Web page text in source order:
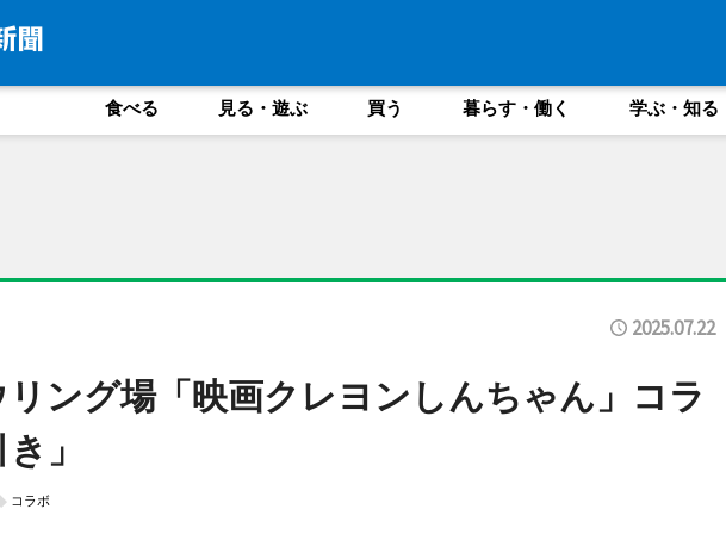
食べる 見る・遊ぶ 買う 暮らす・働く 学ぶ・知る
2025.07.22
ング場「映画クレヨンしんちゃん」コラ
」
コラボ